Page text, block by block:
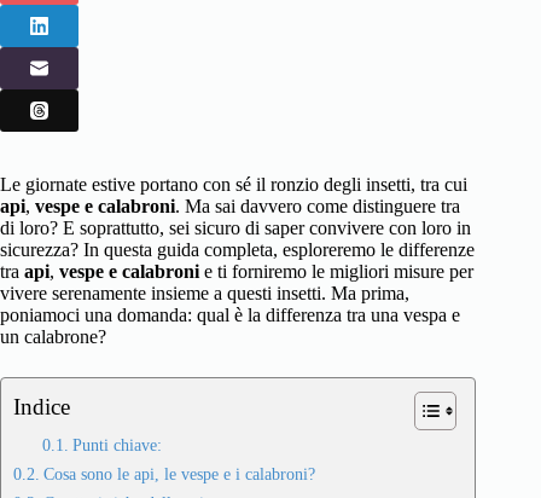
Le giornate estive portano con sé il ronzio degli insetti, tra cui
api, vespe e calabroni. Ma sai davvero come distinguere tra
di loro? E soprattutto, sei sicuro di saper convivere con loro in
sicurezza? In questa guida completa, esploreremo le differenze
tra api, vespe e calabroni e ti forniremo le migliori misure per
vivere serenamente insieme a questi insetti. Ma prima,
poniamoci una domanda: qual è la differenza tra una vespa e
un calabrone?
Indice
Punti chiave:
Cosa sono le api, le vespe e i calabroni?